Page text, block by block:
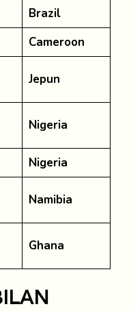
Brazil
Cameroon
Jepun
Nigeria
Nigeria
Namibia
Ghana